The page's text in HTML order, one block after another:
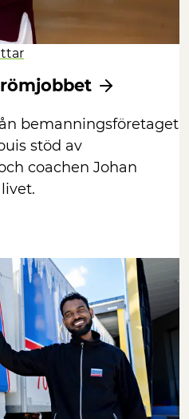
bemanningsföretaget
stöd av
coachen Johan